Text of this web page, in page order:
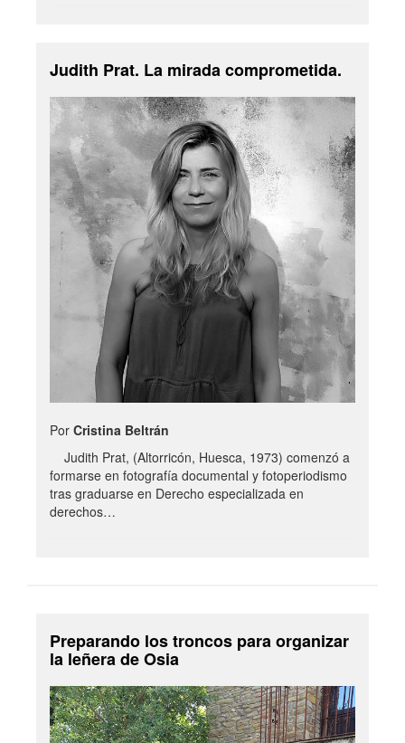
Judith Prat. La mirada comprometida.
Por Cristina Beltrán
Judith Prat, (Altorricón, Huesca, 1973) comenzó a
formarse en fotografía documental y fotoperiodismo
tras graduarse en Derecho especializada en
derechos…
Preparando los troncos para organizar
la leñera de Osia